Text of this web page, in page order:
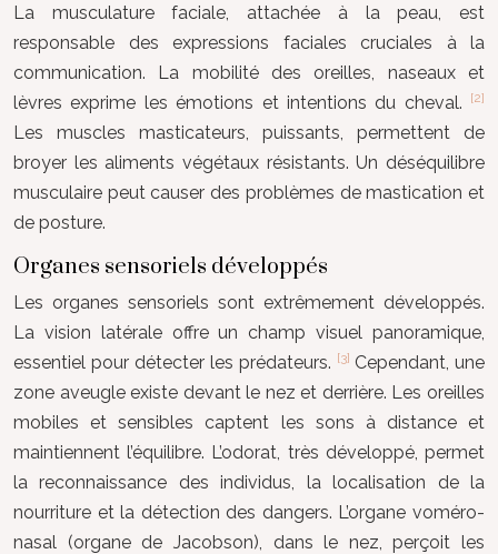
La musculature faciale, attachée à la peau, est
responsable des expressions faciales cruciales à la
communication. La mobilité des oreilles, naseaux et
lèvres exprime les émotions et intentions du cheval.
[2]
Les muscles masticateurs, puissants, permettent de
broyer les aliments végétaux résistants. Un déséquilibre
musculaire peut causer des problèmes de mastication et
de posture.
Organes sensoriels développés
Les organes sensoriels sont extrêmement développés.
La vision latérale offre un champ visuel panoramique,
essentiel pour détecter les prédateurs. [3] Cependant, une
zone aveugle existe devant le nez et derrière. Les oreilles
mobiles et sensibles captent les sons à distance et
maintiennent l’équilibre. L’odorat, très développé, permet
la reconnaissance des individus, la localisation de la
nourriture et la détection des dangers. L’organe voméro-
nasal (organe de Jacobson), dans le nez, perçoit les